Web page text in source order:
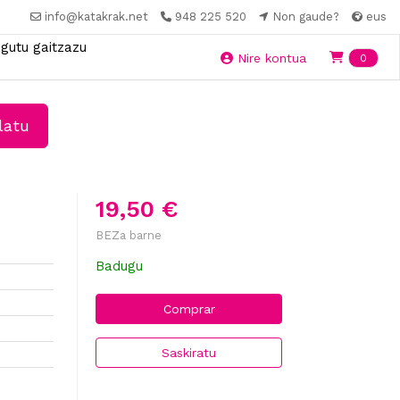
info@katakrak.net 948 225 520 Non gaude? eus
gaitzazu
Nire kontua 0
19,50 €
BEZa barne
Badugu
Comprar
Saskiratu